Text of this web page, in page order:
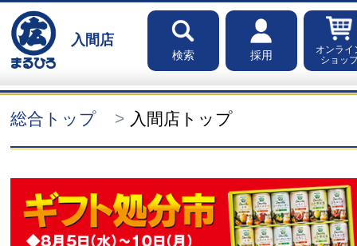
入間店
検索 採用
オンライ
ショッ
総合トップ 入間店トップ